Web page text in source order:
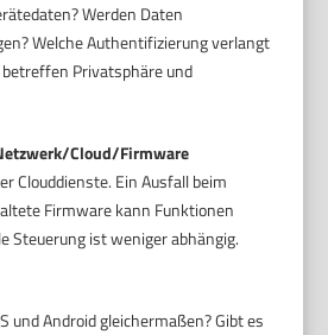
Werden Daten
Welche Authentifizierung verlangt
betreffen Privatsphäre und
Cloud/Firmware
Clouddienste. Ein Ausfall beim
Firmware kann Funktionen
Steuerung ist weniger abhängig.
und Android gleichermaßen? Gibt es